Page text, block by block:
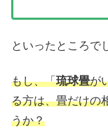
といったところで
もし、「琉球畳が
る方は、畳だけの
うか？